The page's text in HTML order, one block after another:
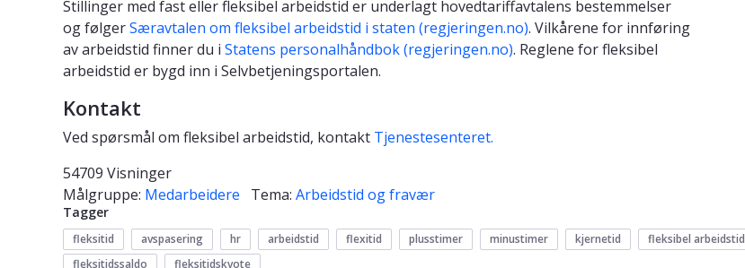
Stillinger med fast eller fleksibel arbeidstid er underlagt hovedtariffavtalens bestemmelser
og følgerSæravtalen om fleksibel arbeidstid i staten (regjeringen.no). Vilkårene for innføring
av arbeidstid finner du i Statens personalhåndbok (regjeringen.no). Reglene for fleksibel
arbeidstid er bygd inn i Selvbetjeningsportalen.
Kontakt
Ved spørsmål om fleksibel arbeidstid, kontakt Tjenestesenteret.
54709 Visninger
Målgruppe: Medarbeidere Tema: Arbeidstid og fravær
Tagger
fleksitid avspasering hr arbeidstid flexitid plusstimer minustimer kjernetid fleksibel arbeidstid
fleksitidssaldo
fleksitidskvote